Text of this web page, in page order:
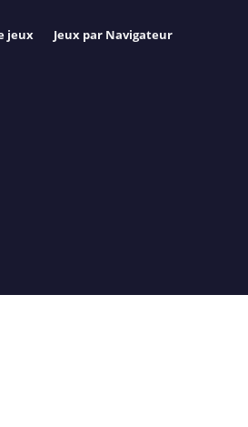
jeux Jeux par Navigateur